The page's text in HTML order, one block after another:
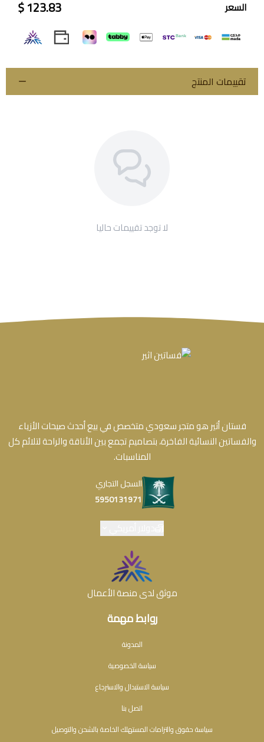
السعر 123.83 $
تقييمات المنتج
لا توجد تقييمات حاليا
روابط مهمة
المدونة
سياسة الخصوصية
سياسة الاستبدال والاسترجاع
اتصل بنا
سياسة حقوق والتزامات المستهلك الخاصة بالشحن والتوصيل
فستان أثير هو متجر سعودي متخصص في بيع أحدث صيحات الأزياء
والفساتين النسائية الفاخرة، بتصاميم تجمع بين الأناقة والراحة لتلائم كل
المناسبات.
السجل التجاري
5950131971
موثق لدى منصة الأعمال